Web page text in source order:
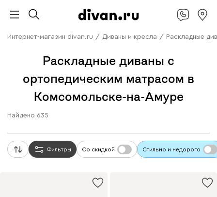
Интернет-магазин divan.ru / Диваны и кресла / Раскладные
Раскладные диваны с
ортопедическим матрасом в
Комсомольске-на-Амуре
Найдено 635
Фильтры Со скидкой Стильно и недорого